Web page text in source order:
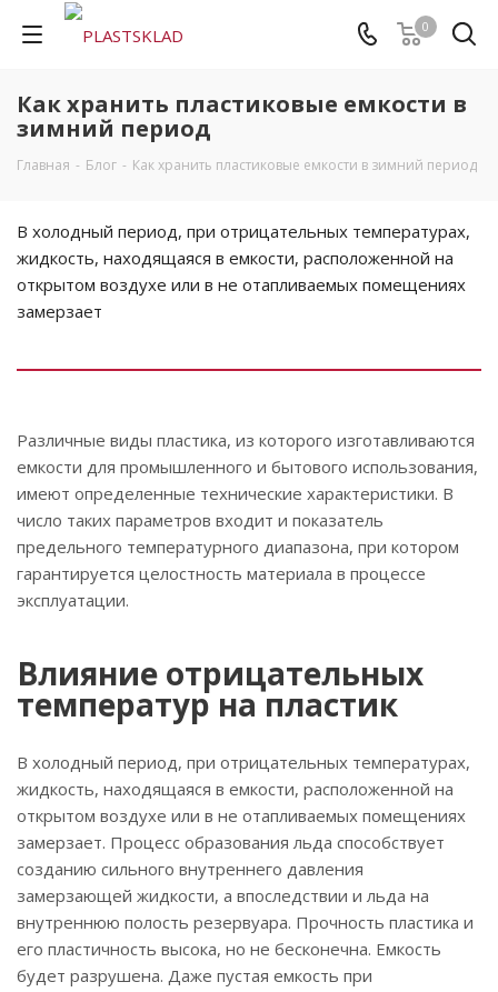
0
Как хранить пластиковые емкости в
зимний период
Главная - Блог - Как хранить пластиковые емкости в зимний период
В холодный период, при отрицательных температурах,
жидкость, находящаяся в емкости, расположенной на
открытом воздухе или в не отапливаемых помещениях
замерзает
Различные виды пластика, из которого изготавливаются
емкости для промышленного и бытового использования,
имеют определенные технические характеристики. В
число таких параметров входит и показатель
предельного температурного диапазона, при котором
гарантируется целостность материала в процессе
эксплуатации.
Влияние отрицательных
температур на пластик
В холодный период, при отрицательных температурах,
жидкость, находящаяся в емкости, расположенной на
открытом воздухе или в не отапливаемых помещениях
замерзает. Процесс образования льда способствует
созданию сильного внутреннего давления
замерзающей жидкости, а впоследствии и льда на
внутреннюю полость резервуара. Прочность пластика и
его пластичность высока, но не бесконечна. Емкость
будет разрушена. Даже пустая емкость при